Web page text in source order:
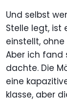
Und selbst
Stelle legt, ist
einstellt,
Aber ich fand
dachte. Die
eine
klasse, aber